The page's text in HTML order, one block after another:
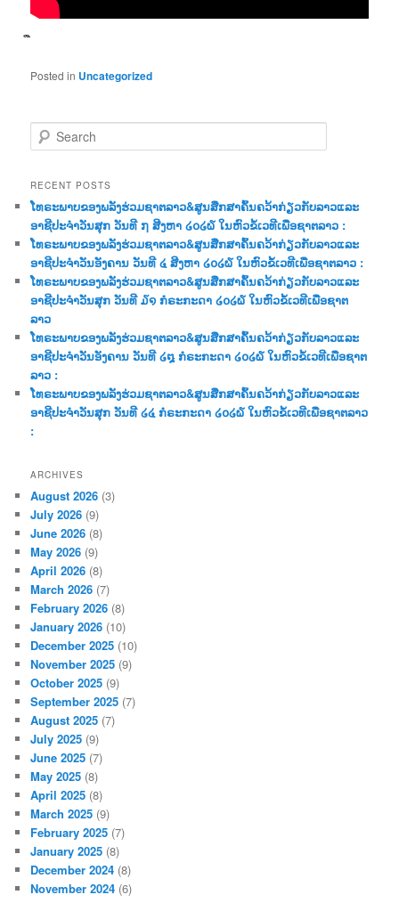
Posted in Uncategorized
e
r
c
h
RECENT POSTS
ໂທຣະພາບຂອງພລັງຮ່ວມຊາຕລາວ&ສູນສືກສາຄົ້ນຄວ້າກ່ຽວກັບລາວແລະ
ອາຊີປະຈຳວັນສຸກ ວັນທີ ໗ ສີງຫາ ໒໐໒໖ ໃນຫົວຂໍ້ເວທີເພື່ອຊາຕລາວ :
ໂທຣະພາບຂອງພລັງຮ່ວມຊາຕລາວ&ສູນສືກສາຄົ້ນຄວ້າກ່ຽວກັບລາວແລະ
ອາຊີປະຈຳວັນອັງຄານ ວັນທີ ໔ ສີງຫາ ໒໐໒໖ ໃນຫົວຂໍ້ເວທີເພື່ອຊາຕລາວ :
ໂທຣະພາບຂອງພລັງຮ່ວມຊາຕລາວ&ສູນສືກສາຄົ້ນຄວ້າກ່ຽວກັບລາວແລະ
ອາຊີປະຈຳວັນສຸກ ວັນທີ ໓໑ ກໍຣະກະດາ ໒໐໒໖ ໃນຫົວຂໍ້ເວທີເພື່ອຊາຕ
ລາວ
ໂທຣະພາບຂອງພລັງຮ່ວມຊາຕລາວ&ສູນສືກສາຄົ້ນຄວ້າກ່ຽວກັບລາວແລະ
ອາຊີປະຈຳວັນອັງຄານ ວັນທີ ໒໘ ກໍຣະກະດາ ໒໐໒໖ ໃນຫົວຂໍ້ເວທີເພື່ອຊາຕ
ລາວ :
ໂທຣະພາບຂອງພລັງຮ່ວມຊາຕລາວ&ສູນສືກສາຄົ້ນຄວ້າກ່ຽວກັບລາວແລະ
ອາຊີປະຈຳວັນສຸກ ວັນທີ ໒໔ ກໍຣະກະດາ ໒໐໒໖ ໃນຫົວຂໍ້ເວທີເພື່ອຊາຕລາວ
:
ARCHIVES
August 2026 (3)
July 2026 (9)
June 2026 (8)
May 2026 (9)
April 2026 (8)
March 2026 (7)
February 2026 (8)
January 2026 (10)
December 2025 (10)
November 2025 (9)
October 2025 (9)
September 2025 (7)
August 2025 (7)
July 2025 (9)
June 2025 (7)
May 2025 (8)
April 2025 (8)
March 2025 (9)
February 2025 (7)
January 2025 (8)
December 2024 (8)
November 2024 (6)